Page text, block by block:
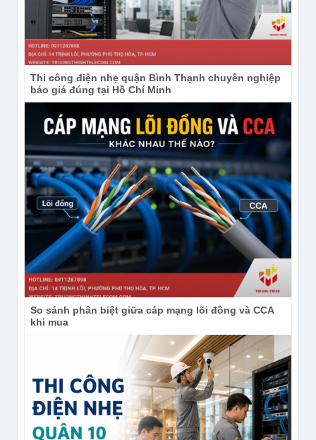
Thi công điện nhẹ quận Bình Thạnh chuyên nghiệp
báo giá đúng tại Hồ Chí Minh
So sánh phân biệt giữa cáp mạng lõi đồng và CCA
khi mua